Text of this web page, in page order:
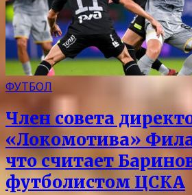
ФУТБОЛ
Член совета
«Локомотива»
что считает
футболистом ЦСКА